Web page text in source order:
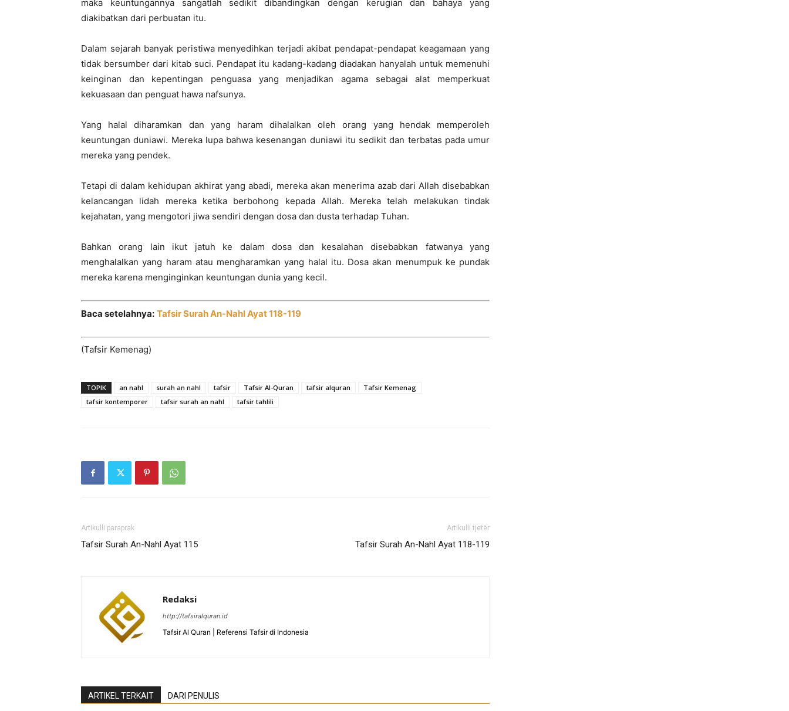
maka keuntungannya sangatlah sedikit dibandingkan dengan kerugian dan bahaya yang
diakibatkan dari perbuatan itu.
Dalam sejarah banyak peristiwa menyedihkan terjadi akibat pendapat-pendapat keagamaan yang
tidak bersumber dari kitab suci. Pendapat itu kadang-kadang diadakan hanyalah untuk memenuhi
keinginan dan kepentingan penguasa yang menjadikan agama sebagai alat memperkuat
kekuasaan dan penguat hawa nafsunya.
Yang halal diharamkan dan yang haram dihalalkan oleh orang yang hendak memperoleh
keuntungan duniawi. Mereka lupa bahwa kesenangan duniawi itu sedikit dan terbatas pada umur
mereka yang pendek.
Tetapi di dalam kehidupan akhirat yang abadi, mereka akan menerima azab dari Allah disebabkan
kelancangan lidah mereka ketika berbohong kepada Allah. Mereka telah melakukan tindak
kejahatan, yang mengotori jiwa sendiri dengan dosa dan dusta terhadap Tuhan.
Bahkan orang lain ikut jatuh ke dalam dosa dan kesalahan disebabkan fatwanya yang
menghalalkan yang haram atau mengharamkan yang halal itu. Dosa akan menumpuk ke pundak
mereka karena menginginkan keuntungan dunia yang kecil.
Baca setelahnya: Tafsir Surah An-Nahl Ayat 118-119
(Tafsir Kemenag)
TOPIK an nahl surah an nahl tafsir Tafsir Al-Quran tafsir alquran
Tafsir Kemenag
tafsir kontemporer
tafsir surah an nahl tafsir tahlili
Artikulli paraprak
Tafsir Surah An-Nahl Ayat 115
Artikulli tjetër
Tafsir Surah An-Nahl Ayat 118-119
Redaksi
http://tafsiralquran.id
Tafsir Al Quran | Referensi Tafsir di Indonesia
ARTIKEL TERKAIT DARI PENULIS